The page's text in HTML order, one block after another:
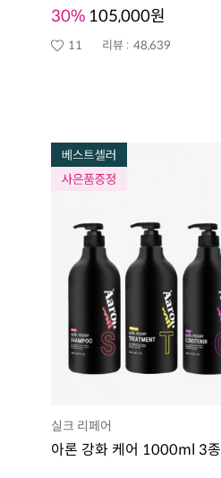
30% 105,000원
11 리뷰 : 48,639
실크 리페어
아론 강화 케어 1000ml 3종